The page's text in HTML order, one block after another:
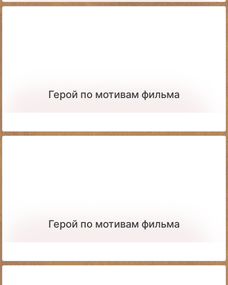
Герой по мотивам фильма
Герой по мотивам фильма